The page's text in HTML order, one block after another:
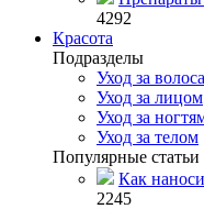
4292
Красота
Подразделы
Уход за
Уход за лицом
Уход за
Уход за телом
Популярные статьи
Как
2245